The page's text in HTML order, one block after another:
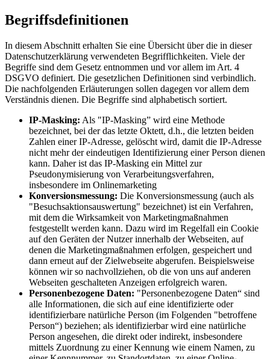
Begriffsdefinitionen
In diesem Abschnitt erhalten Sie eine Übersicht über die in dieser
Datenschutzerklärung verwendeten Begrifflichkeiten. Viele der
Begriffe sind dem Gesetz entnommen und vor allem im Art. 4
DSGVO definiert. Die gesetzlichen Definitionen sind verbindlich.
Die nachfolgenden Erläuterungen sollen dagegen vor allem dem
Verständnis dienen. Die Begriffe sind alphabetisch sortiert.
IP-Masking: Als "IP-Masking” wird eine Methode
bezeichnet, bei der das letzte Oktett, d.h., die letzten beiden
Zahlen einer IP-Adresse, gelöscht wird, damit die IP-Adresse
nicht mehr der eindeutigen Identifizierung einer Person dienen
kann. Daher ist das IP-Masking ein Mittel zur
Pseudonymisierung von Verarbeitungsverfahren,
insbesondere im Onlinemarketing
Konversionsmessung: Die Konversionsmessung (auch als
"Besuchsaktionsauswertung" bezeichnet) ist ein Verfahren,
mit dem die Wirksamkeit von Marketingmaßnahmen
festgestellt werden kann. Dazu wird im Regelfall ein Cookie
auf den Geräten der Nutzer innerhalb der Webseiten, auf
denen die Marketingmaßnahmen erfolgen, gespeichert und
dann erneut auf der Zielwebseite abgerufen. Beispielsweise
können wir so nachvollziehen, ob die von uns auf anderen
Webseiten geschalteten Anzeigen erfolgreich waren.
Personenbezogene Daten: "Personenbezogene Daten“ sind
alle Informationen, die sich auf eine identifizierte oder
identifizierbare natürliche Person (im Folgenden "betroffene
Person“) beziehen; als identifizierbar wird eine natürliche
Person angesehen, die direkt oder indirekt, insbesondere
mittels Zuordnung zu einer Kennung wie einem Namen, zu